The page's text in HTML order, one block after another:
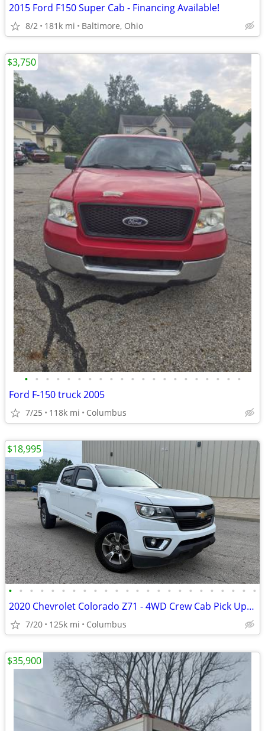
2015 Ford F150 Super Cab - Financing Available!
8/2 181k mi Baltimore, Ohio
• • • • • • • • • • • • • • • • • • • • •
Ford F-150 truck 2005
7/25 118k mi Columbus
$3,750
• • • • • • • • • • • • • • • • • • • • • • • •
2020 Chevrolet Colorado Z71 - 4WD Crew Cab Pick Up Truck
7/20 125k mi Columbus
$18,995
$35,900